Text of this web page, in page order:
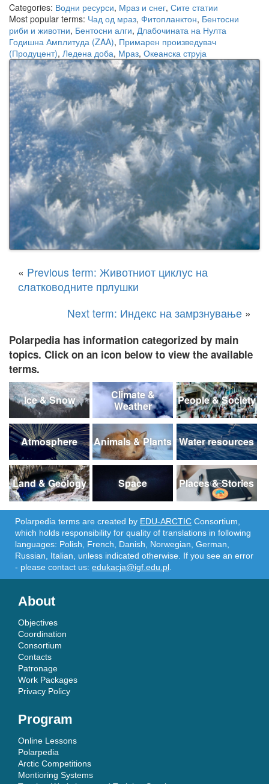
Categories: Водни ресурси, Мраз и снег, Сите статии
Most popular terms: Чад од мраз, Фитопланктон, Бентосни
риби и животни, Бентосни алги, Длабочината на Нулта
Годишна Амплитуда (ZAA), Примарен произведувач
(Продуцент), Ледена доба, Мраз, Океанска струја
« Previous term: Животниот циклус на
слатководните прлушки
Next term: Индекс на замрзнување »
Polarpedia has information categorized by main
topics. Click on an icon below to view the available
terms.
Ice & Snow
Climate &
Weather
People & Society
Atmosphere Animals & Plants Water resources
Land & Geology Space Places & Stories
Polarpedia terms are created by EDU-ARCTIC Consortium,
which holds responsibility for quality of translations in following
languages: Polish, French, Danish, Norwegian, German,
Russian, Italian, unless indicated otherwise. If you see an error
- please contact us: edukacja@igf.edu.pl
About
Objectives
Coordination
Consortium
Contacts
Patronage
Work Packages
Privacy Policy
Program
Online Lessons
Polarpedia
Arctic Competitions
Montioring Systems